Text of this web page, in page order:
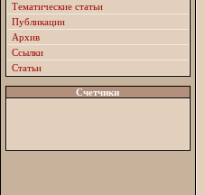
Тематические статьи
Публикации
Архив
Ссылки
Статьи
Счетчики